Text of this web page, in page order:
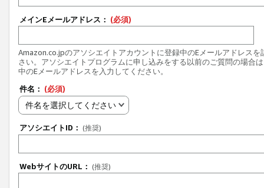
メインEメールアドレス： (必須)
Amazon.co.jpのアソシエイトアカウントに登録中のEメールアドレスを
さい。アソシエイトプログラムに申し込みをする以前のご質問の場合
中のEメールアドレスを入力してください。
件名： (必須)
件名を選択してください
アソシエイトID： (推奨)
WebサイトのURL： (推奨)